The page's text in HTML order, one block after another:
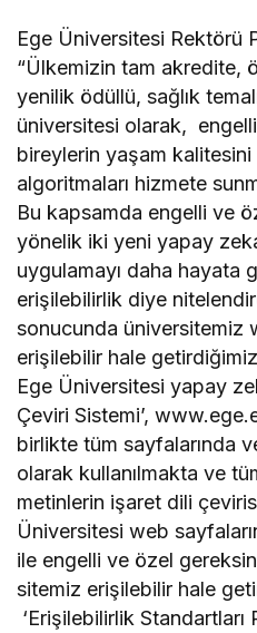
Ege Üniversitesi Rektörü
“Ülkemizin tam akredite,
yenilik ödüllü, sağlık
üniversitesi olarak,
bireylerin yaşam kalitesini
algoritmaları hizmete
Bu kapsamda engelli ve
yönelik iki yeni yapay
uygulamayı daha hayata
erişilebilirlik diye
sonucunda üniversitemiz
erişilebilir hale
Ege Üniversitesi yapay
Çeviri Sistemi’,
birlikte tüm sayfalarında
olarak kullanılmakta ve
metinlerin işaret dili
Üniversitesi web
ile engelli ve özel
sitemiz erişilebilir hale
‘Erişilebilirlik Standartları